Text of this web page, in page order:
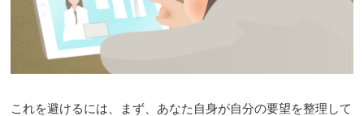
これを避けるには、まず、あなた自身が自分の要望を整理して